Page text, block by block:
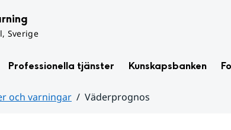
Sverige
Professionella tjänster Kunskapsbanken
och varningar
Väderprognos
varningar